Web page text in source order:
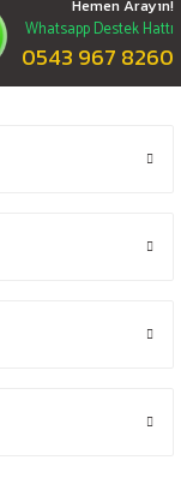
Hemen Arayın!
Whatsapp Destek Hattı
0543 967 8260